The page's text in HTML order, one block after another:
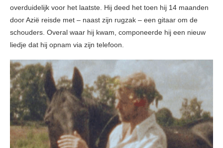
overduidelijk voor het laatste. Hij deed het toen hij 14 maanden
door Azië reisde met – naast zijn rugzak – een gitaar om de
schouders. Overal waar hij kwam, componeerde hij een nieuw
liedje dat hij opnam via zijn telefoon.